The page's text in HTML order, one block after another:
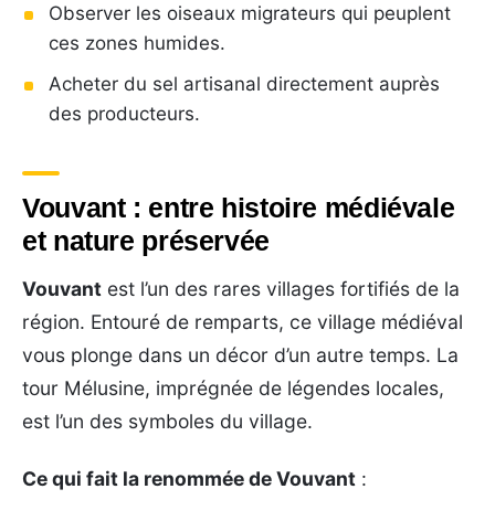
Observer les oiseaux migrateurs qui peuplent
ces zones humides.
Acheter du sel artisanal directement auprès
des producteurs.
Vouvant : entre histoire médiévale
et nature préservée
Vouvant est l’un des rares villages fortifiés de la
région. Entouré de remparts, ce village médiéval
vous plonge dans un décor d’un autre temps. La
tour Mélusine, imprégnée de légendes locales,
est l’un des symboles du village.
Ce qui fait la renommée de Vouvant :